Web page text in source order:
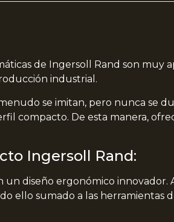
de Ingersoll Rand son muy
industrial.
se imitan, pero nunca se
compacto. De esta manera,
Ingersoll Rand:
un diseño ergonómico innovador.
ello sumado a las herramientas